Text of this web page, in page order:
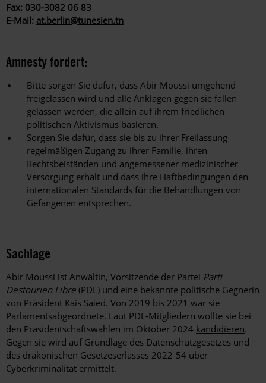
Fax: 030-3082 06 83
E-Mail: at.berlin@tunesien.tn
Amnesty fordert:
Bitte sorgen Sie dafür, dass Abir Moussi umgehend
freigelassen wird und alle Anklagen gegen sie fallen
gelassen werden, die allein auf ihrem friedlichen
politischen Aktivismus basieren.
Sorgen Sie dafür, dass sie bis zu ihrer Freilassung
regelmäßigen Zugang zu ihrer Familie, ihren
Rechtsbeiständen und angemessener medizinischer
Versorgung erhält und dass ihre Haftbedingungen den
internationalen Standards für die Behandlungen von
Gefangenen entsprechen.
Sachlage
Abir Moussi ist Anwältin, Vorsitzende der Partei Parti
Destourien Libre (PDL) und eine bekannte politische Gegnerin
von Präsident Kais Saied. Von 2019 bis 2021 war sie
Parlamentsabgeordnete. Laut PDL-Mitgliedern wollte sie bei
den Präsidentschaftswahlen im Oktober 2024 kandidieren.
Gegen sie wird auf Grundlage des Datenschutzgesetzes und
des drakonischen Gesetzeserlasses 2022-54 über
Cyberkriminalität ermittelt.